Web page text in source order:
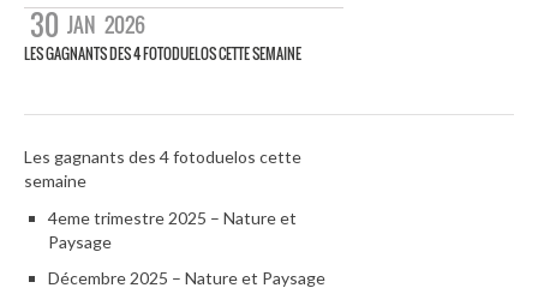
30 JAN 2026
LES GAGNANTS DES 4 FOTODUELOS CETTE SEMAINE
Les gagnants des 4 fotoduelos cette
semaine
4eme trimestre 2025 – Nature et
Paysage
Décembre 2025 – Nature et Paysage